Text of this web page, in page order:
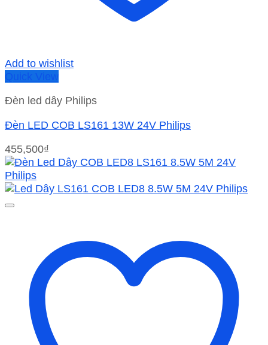
Add to wishlist
Quick View
Đèn led dây Philips
Đèn LED COB LS161 13W 24V Philips
455,500₫